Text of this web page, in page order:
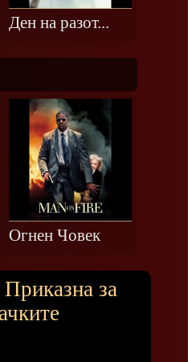
Ден на разот...
Огнeн Чoвeк
за